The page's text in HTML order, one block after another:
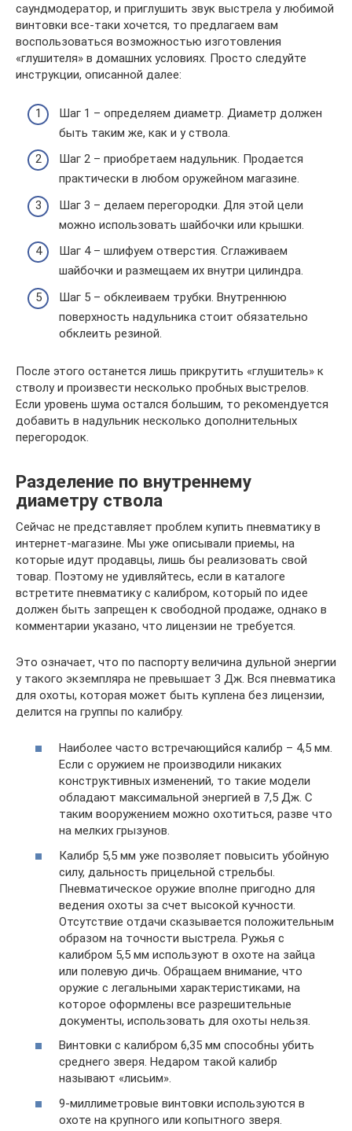
саундмодератор, и приглушить звук выстрела у любимой
винтовки все-таки хочется, то предлагаем вам
воспользоваться возможностью изготовления
«глушителя» в домашних условиях. Просто следуйте
инструкции, описанной далее:
Шаг 1 – определяем диаметр. Диаметр должен
быть таким же, как и у ствола.
Шаг 2 – приобретаем надульник. Продается
практически в любом оружейном магазине.
Шаг 3 – делаем перегородки. Для этой цели
можно использовать шайбочки или крышки.
Шаг 4 – шлифуем отверстия. Сглаживаем
шайбочки и размещаем их внутри цилиндра.
Шаг 5 – обклеиваем трубки. Внутреннюю
поверхность надульника стоит обязательно
обклеить резиной.
После этого останется лишь прикрутить «глушитель» к
стволу и произвести несколько пробных выстрелов.
Если уровень шума остался большим, то рекомендуется
добавить в надульник несколько дополнительных
перегородок.
Разделение по внутреннему
диаметру ствола
Сейчас не представляет проблем купить пневматику в
интернет-магазине. Мы уже описывали приемы, на
которые идут продавцы, лишь бы реализовать свой
товар. Поэтому не удивляйтесь, если в каталоге
встретите пневматику с калибром, который по идее
должен быть запрещен к свободной продаже, однако в
комментарии указано, что лицензии не требуется.
Это означает, что по паспорту величина дульной энергии
у такого экземпляра не превышает 3 Дж. Вся пневматика
для охоты, которая может быть куплена без лицензии,
делится на группы по калибру.
Наиболее часто встречающийся калибр – 4,5 мм.
Если с оружием не производили никаких
конструктивных изменений, то такие модели
обладают максимальной энергией в 7,5 Дж. С
таким вооружением можно охотиться, разве что
на мелких грызунов.
Калибр 5,5 мм уже позволяет повысить убойную
силу, дальность прицельной стрельбы.
Пневматическое оружие вполне пригодно для
ведения охоты за счет высокой кучности.
Отсутствие отдачи сказывается положительным
образом на точности выстрела. Ружья с
калибром 5,5 мм используют в охоте на зайца
или полевую дичь. Обращаем внимание, что
оружие с легальными характеристиками, на
которое оформлены все разрешительные
документы, использовать для охоты нельзя.
Винтовки с калибром 6,35 мм способны убить
среднего зверя. Недаром такой калибр
называют «лисьим».
9-миллиметровые винтовки используются в
охоте на крупного или копытного зверя.